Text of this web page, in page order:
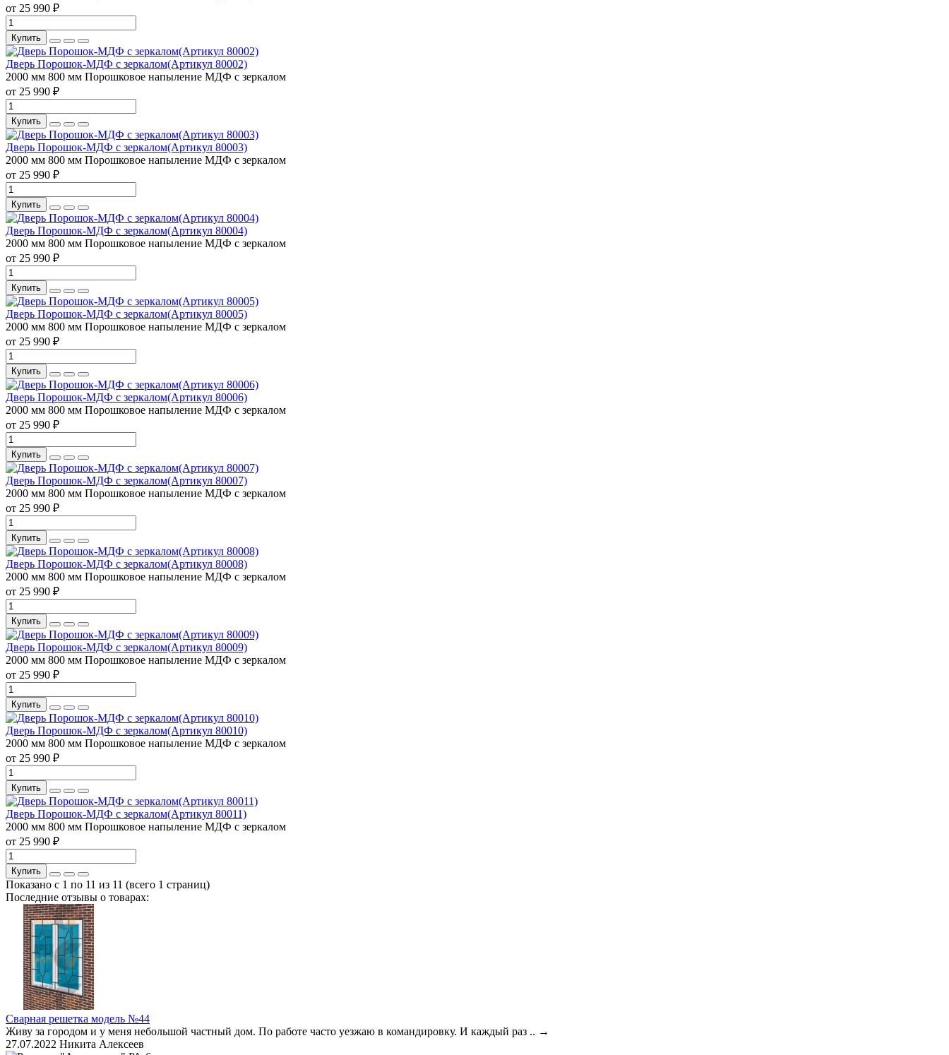
от 25 990 ₽
Купить
Дверь Порошок-МДФ с зеркалом(Артикул 80002)
2000 мм 800 мм Порошковое напыление МДФ с зеркалом
от 25 990 ₽
Купить
Дверь Порошок-МДФ с зеркалом(Артикул 80003)
2000 мм 800 мм Порошковое напыление МДФ с зеркалом
от 25 990 ₽
Купить
Дверь Порошок-МДФ с зеркалом(Артикул 80004)
2000 мм 800 мм Порошковое напыление МДФ с зеркалом
от 25 990 ₽
Купить
Дверь Порошок-МДФ с зеркалом(Артикул 80005)
2000 мм 800 мм Порошковое напыление МДФ с зеркалом
от 25 990 ₽
Купить
Дверь Порошок-МДФ с зеркалом(Артикул 80006)
2000 мм 800 мм Порошковое напыление МДФ с зеркалом
от 25 990 ₽
Купить
Дверь Порошок-МДФ с зеркалом(Артикул 80007)
2000 мм 800 мм Порошковое напыление МДФ с зеркалом
от 25 990 ₽
Купить
Дверь Порошок-МДФ с зеркалом(Артикул 80008)
2000 мм 800 мм Порошковое напыление МДФ с зеркалом
от 25 990 ₽
Купить
Дверь Порошок-МДФ с зеркалом(Артикул 80009)
2000 мм 800 мм Порошковое напыление МДФ с зеркалом
от 25 990 ₽
Купить
Дверь Порошок-МДФ с зеркалом(Артикул 80010)
2000 мм 800 мм Порошковое напыление МДФ с зеркалом
от 25 990 ₽
Купить
Дверь Порошок-МДФ с зеркалом(Артикул 80011)
2000 мм 800 мм Порошковое напыление МДФ с зеркалом
от 25 990 ₽
Купить
Показано с 1 по 11 из 11 (всего 1 страниц)
Последние отзывы о товарах:
Сварная решетка модель №44
Живу за городом и у меня небольшой частный дом. По работе часто уезжаю в командировку. И каждый раз .. →
27.07.2022 Никита Алексеев